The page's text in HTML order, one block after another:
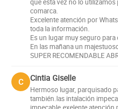
que esta vez no lo utilizamos
comarca.
Excelente atención por
toda la información.
Es un lugar muy seguro para
En las mañana un
SUPER RECOMENDABLE
C Cintia Giselle
Hermoso lugar, parquisado
también.las intalación